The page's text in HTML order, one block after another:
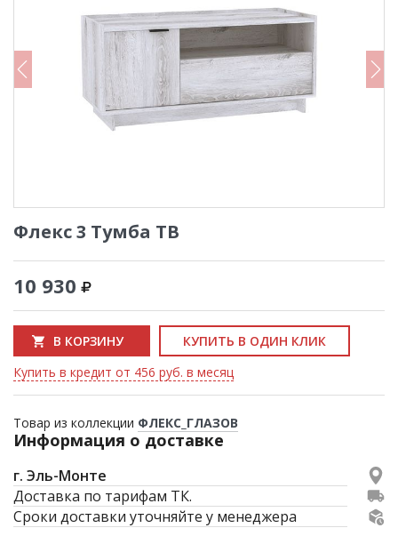
Флекс 3 Тумба ТВ
10 930
В КОРЗИНУ
КУПИТЬ В ОДИН КЛИК
Купить в кредит от 456 руб. в месяц
Товар из коллекции ФЛЕКС_ГЛАЗОВ
Информация о доставке
г. Эль-Монте
Доставка по тарифам ТК.
Сроки доставки уточняйте у менеджера